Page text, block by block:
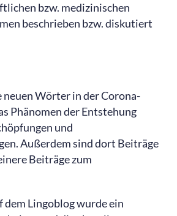
bzw. medizinischen
beschrieben bzw. diskutiert
neuen Wörter in der Corona-
Phänomen der Entstehung
und
Außerdem sind dort Beiträge
Beiträge zum
dem Lingoblog wurde ein